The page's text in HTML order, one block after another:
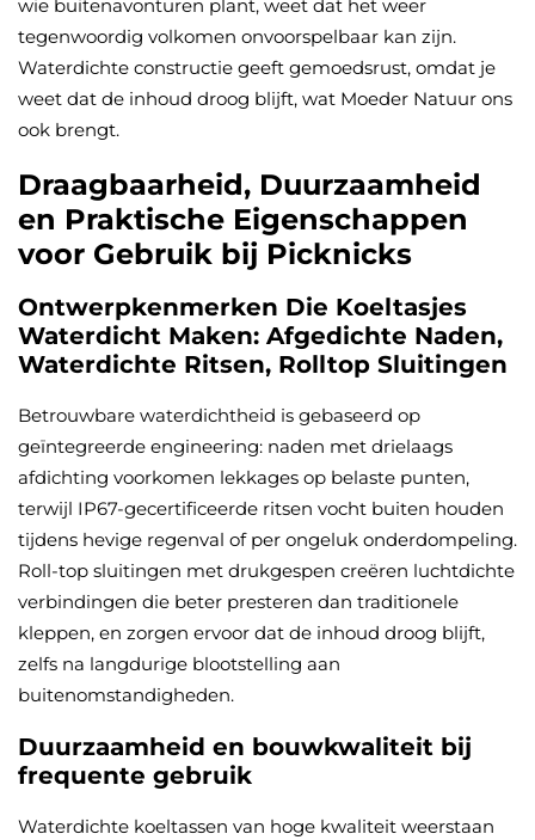
wie buitenavonturen plant, weet dat het weer
tegenwoordig volkomen onvoorspelbaar kan zijn.
Waterdichte constructie geeft gemoedsrust, omdat je
weet dat de inhoud droog blijft, wat Moeder Natuur ons
ook brengt.
Draagbaarheid, Duurzaamheid
en Praktische Eigenschappen
voor Gebruik bij Picknicks
Ontwerpkenmerken Die Koeltasjes
Waterdicht Maken: Afgedichte Naden,
Waterdichte Ritsen, Rolltop Sluitingen
Betrouwbare waterdichtheid is gebaseerd op
geïntegreerde engineering: naden met drielaags
afdichting voorkomen lekkages op belaste punten,
terwijl IP67-gecertificeerde ritsen vocht buiten houden
tijdens hevige regenval of per ongeluk onderdompeling.
Roll-top sluitingen met drukgespen creëren luchtdichte
verbindingen die beter presteren dan traditionele
kleppen, en zorgen ervoor dat de inhoud droog blijft,
zelfs na langdurige blootstelling aan
buitenomstandigheden.
Duurzaamheid en bouwkwaliteit bij
frequente gebruik
Waterdichte koeltassen van hoge kwaliteit weerstaan